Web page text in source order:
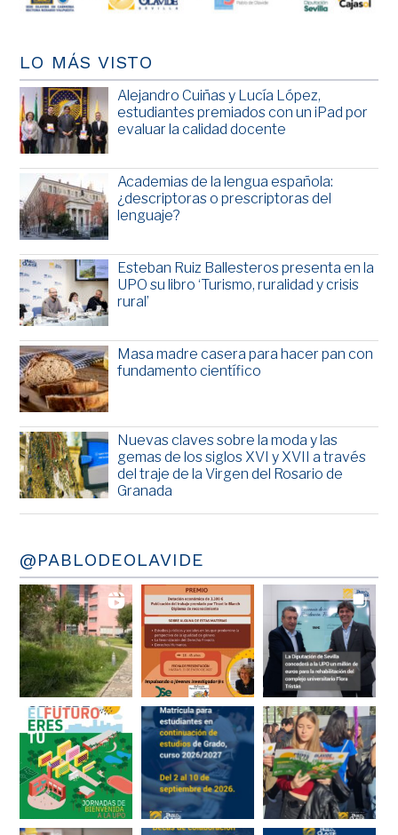
LO MÁS VISTO
Alejandro Cuiñas y Lucía López,
estudiantes premiados con un iPad por
evaluar la calidad docente
Academias de la lengua española:
¿descriptoras o prescriptoras del
lenguaje?
Esteban Ruiz Ballesteros presenta en la
UPO su libro ‘Turismo, ruralidad y crisis
rural’
Masa madre casera para hacer pan con
fundamento científico
Nuevas claves sobre la moda y las
gemas de los siglos XVI y XVII a través
del traje de la Virgen del Rosario de
Granada
@PABLODEOLAVIDE